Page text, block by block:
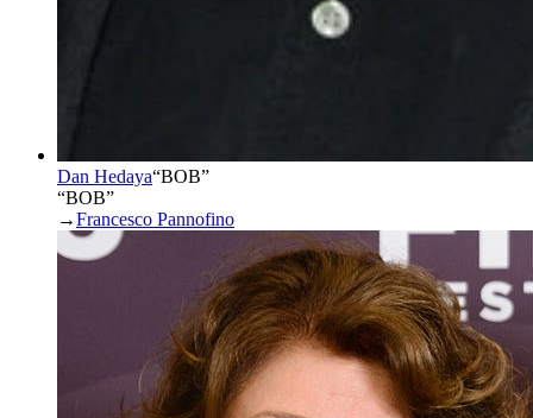
Dan Hedaya“BOB”
“BOB”
→Francesco Pannofino